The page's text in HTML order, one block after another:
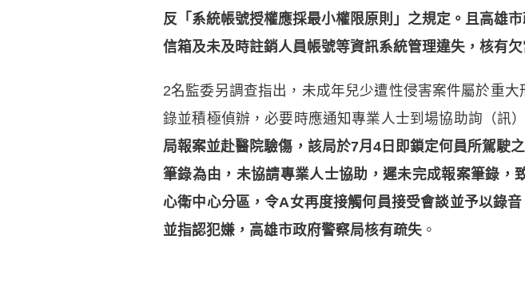
反「系統帳號授權應採最小權限原則」之規定。且高雄
信箱及未及時註銷人員帳號等資訊系統管理違失，核有
2名監委另調查指出，未成年兒少遭性侵害案件屬於重
錄並積極偵辦，必要時應通知專業人士到場協助詢（訊）
局報案並赴醫院驗傷，該局於7月4日即鎖定何員所駕駛
筆錄為由，未協請專業人士協助，遲未完成報案筆錄
心衛中心分區，令A女再度接觸何員接受會談並予以錄
並指認犯嫌，高雄市政府警察局核有疏失 。